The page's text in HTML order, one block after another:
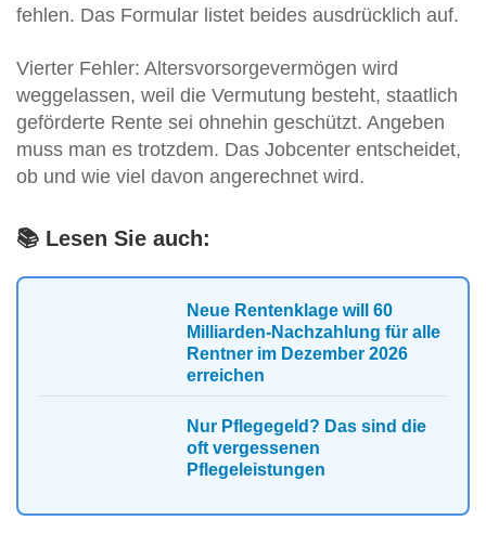
fehlen. Das Formular listet beides ausdrücklich auf.
Vierter Fehler: Altersvorsorgevermögen wird
weggelassen, weil die Vermutung besteht, staatlich
geförderte Rente sei ohnehin geschützt. Angeben
muss man es trotzdem. Das Jobcenter entscheidet,
ob und wie viel davon angerechnet wird.
📚 Lesen Sie auch:
Neue Rentenklage will 60
Milliarden-Nachzahlung für alle
Rentner im Dezember 2026
erreichen
Nur Pflegegeld? Das sind die
oft vergessenen
Pflegeleistungen